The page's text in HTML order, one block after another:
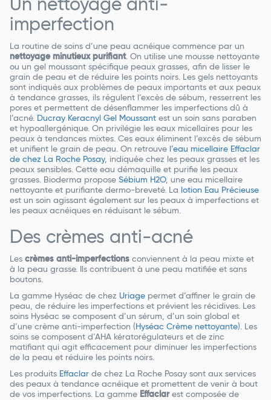
Un nettoyage anti-
imperfection
La routine de soins d’une peau acnéique commence par un
nettoyage minutieux purifiant. On utilise une mousse nettoyante
ou un gel moussant spécifique peaux grasses, afin de lisser le
grain de peau et de réduire les points noirs. Les gels nettoyants
sont indiqués aux problèmes de peaux importants et aux peaux
à tendance grasses, ils régulent l’excès de sébum, resserrent les
pores et permettent de désenflammer les imperfections dû à
l’acné. Ducray Keracnyl Gel Moussant est un soin sans paraben
et hypoallergénique. On privilégie les eaux micellaires pour les
peaux à tendances mixtes. Ces eaux éliminent l’excès de sébum
et unifient le grain de peau. On retrouve l’eau micellaire Effaclar
de chez La Roche Posay, indiquée chez les peaux grasses et les
peaux sensibles. Cette eau démaquille et purifie les peaux
grasses. Bioderma propose Sébium H2O, une eau micellaire
nettoyante et purifiante dermo-breveté. La lotion Eau Précieuse
est un soin agissant également sur les peaux à imperfections et
les peaux acnéiques en réduisant le sébum.
Des crèmes anti-acné
Les crèmes anti-imperfections conviennent à la peau mixte et
à la peau grasse. Ils contribuent à une peau matifiée et sans
boutons.
La gamme Hyséac de chez Uriage permet d’affiner le grain de
peau, de réduire les imperfections et prévient les récidives. Les
soins Hyséac se composent d’un sérum, d’un soin global et
d’une crème anti-imperfection ( Hyséac Crème nettoyante). Les
soins se composent d’AHA kératorégulateurs et de zinc
matifiant qui agit efficacement pour diminuer les imperfections
de la peau et réduire les points noirs.
Les produits Effaclar de chez La Roche Posay sont aux services
des peaux à tendance acnéique et promettent de venir à bout
de vos imperfections. La gamme Effaclarest composée de